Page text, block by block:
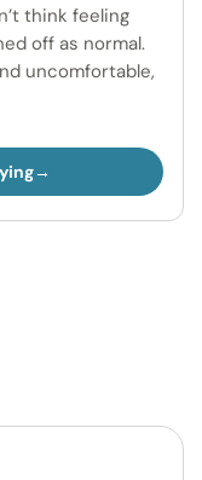
think feeling
off as normal.
uncomfortable,